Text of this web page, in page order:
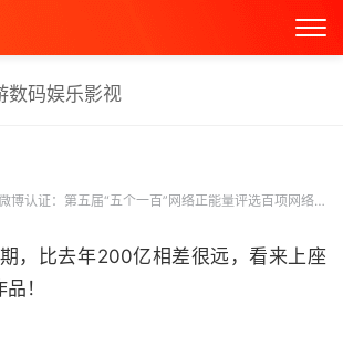
数码娱乐影视
博认证：第五届“五个一百”网络正能量评选百项网络正能量榜样获得者、知政观察团成员
，比去年200亿相差很远，看来上座
！